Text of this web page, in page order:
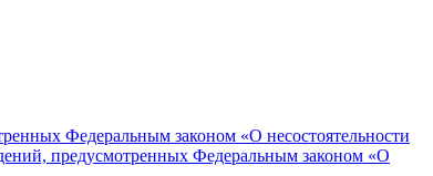
Федеральным законом «О несостоятельности
предусмотренных Федеральным законом «О